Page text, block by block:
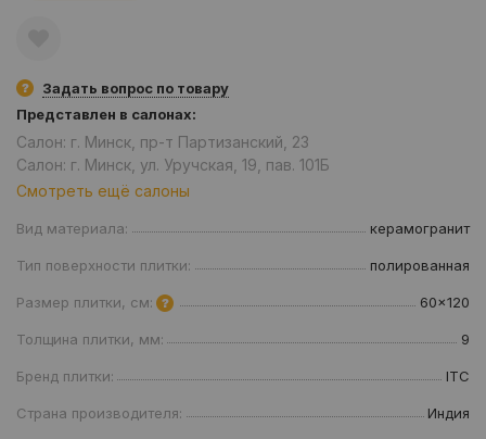
Задать вопрос по товару
Представлен в салонах:
Салон: г. Минск, пр-т Партизанский, 23
Салон: г. Минск, ул. Уручская, 19, пав. 101Б
Смотреть ещё салоны
Вид материала: керамогранит
Тип поверхности плитки: полированная
Размер плитки, см: 60x120
Толщина плитки, мм: 9
Бренд плитки: ITC
Страна производителя: Индия